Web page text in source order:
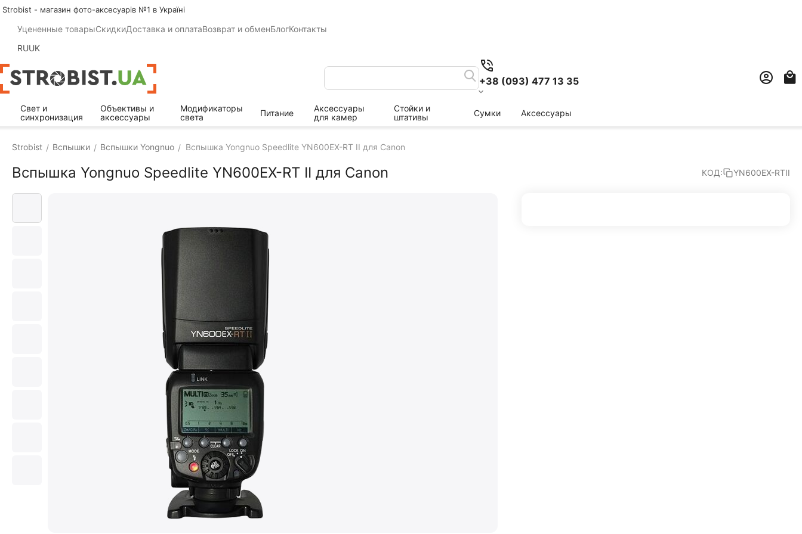
Strobist - магазин фото-аксесуарів №1 в Україні
Уцененные товарыСкидкиДоставка и оплатаВозврат и обменБлогКонтакты
RUUK
+38 (093) 477 13 35
Свет и
синхронизация
Объективы и
аксессуары
Модификаторы
света
Питание
Аксессуары
для камер
Стойки и
штативы
Сумки Аксессуары
Strobist / Вспышки / Вспышки Yongnuo / Вспышка Yongnuo Speedlite YN600EX-RT II для Canon
Вспышка Yongnuo Speedlite YN600EX-RT II для Canon КОД: YN600EX-RTII